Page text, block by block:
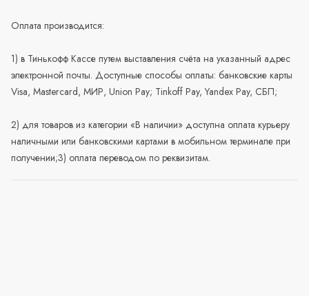
Оплата производится:
1) в Тинькофф Кассе путем выставления счёта на указанный адрес
электронной почты. Доступные способы оплаты: банковские карты
Visa, Mastercard, МИР, Union Pay; Tinkoff Pay, Yandex Pay, СБП;
2) для товаров из категории «В наличии» доступна оплата курьеру
наличными или банковскими картами в мобильном терминале при
получении;3) оплата переводом по реквизитам.